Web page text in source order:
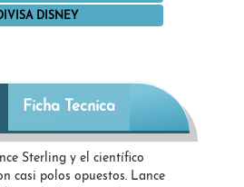
DISNEY
Ficha Tecnica
Sterling y el científico
casi polos opuestos. Lance